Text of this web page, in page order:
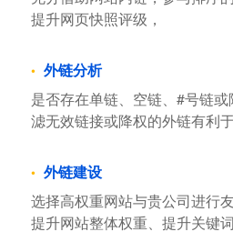
提升网页快照评级，
外链分析
是否存在单链、空链、#号链
滤无效链接或降权的外链有利
外链建设
选择高权重网站与贵公司进行
提升网站整体权重、提升关键